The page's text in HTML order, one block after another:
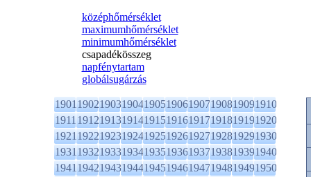
középhőmérséklet
maximumhőmérséklet
minimumhőmérséklet
csapadékösszeg
napfénytartam
globálsugárzás
1901190219031904190519061907190819091910
1911191219131914191519161917191819191920
1921192219231924192519261927192819291930
1931193219331934193519361937193819391940
1941194219431944194519461947194819491950